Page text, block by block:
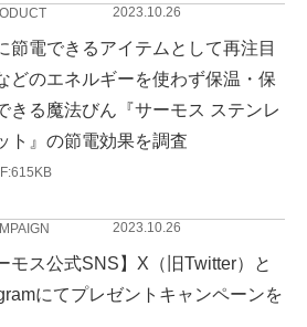
2023.10.26
節電できるアイテムとして再注目
どのエネルギーを使わず保温・保
きる魔法びん『サーモス ステンレ
ト』の節電効果を調査
615KB
2023.10.26
モス公式SNS】X（旧Twitter）と
にてプレゼントキャンペーンを